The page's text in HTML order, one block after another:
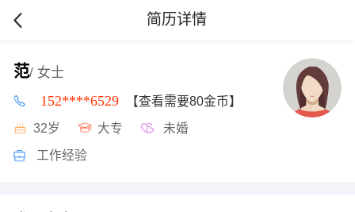
简历详情
范/ 女士
152****6529 【查看需要80金币】
32岁 大专 未婚
工作经验